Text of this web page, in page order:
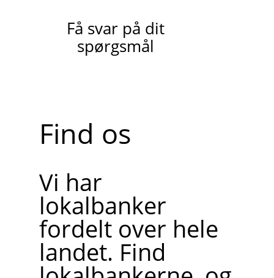
Få svar på dit
spørgsmål
Find os
Vi har
lokalbanker
fordelt over hele
landet. Find